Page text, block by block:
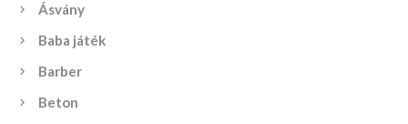
Ásvány
Baba játék
Barber
Beton